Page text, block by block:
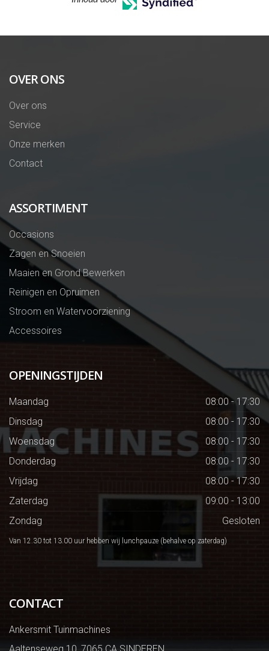
OVER ONS
Over ons
Service
Onze merken
Contact
ASSORTIMENT
Occasions
Zagen en Snoeien
Maaien en Grond Bewerken
Reinigen en Opruimen
Stroom en Watervoorziening
Accessoires
OPENINGSTIJDEN
Maandag
08:00 - 17:30
Dinsdag
08:00 - 17:30
Woensdag
08:00 - 17:30
Donderdag
08:00 - 17:30
Vrijdag
08:00 - 17:30
Zaterdag
09:00 - 13:00
Zondag
Gesloten
Van 12.30 tot 13.00 uur hebben wij lunchpauze (behalve op zaterdag)
CONTACT
Ankersmit Tuinmachines
Aaltenseweg 10, 7065 CA SINDEREN